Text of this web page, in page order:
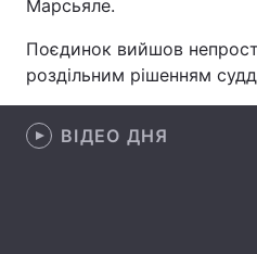
Техно і зв'язок
Зброя
Марсьяле.
Поєдинок вийшов
роздільним рішенням
ВІДЕО ДНЯ